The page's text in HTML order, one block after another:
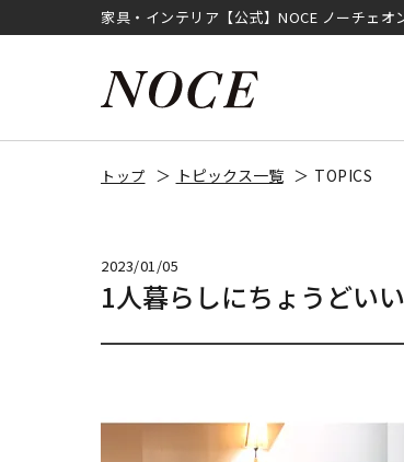
家具・インテリア【公式】NOCE ノーチェオ
トップ トピックス一覧 TOPICS
2023/01/05
1人暮らしにちょうどい